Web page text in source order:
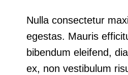
Nulla consectetur
egestas. Mauris
bibendum eleifend,
ex, non vestibulum